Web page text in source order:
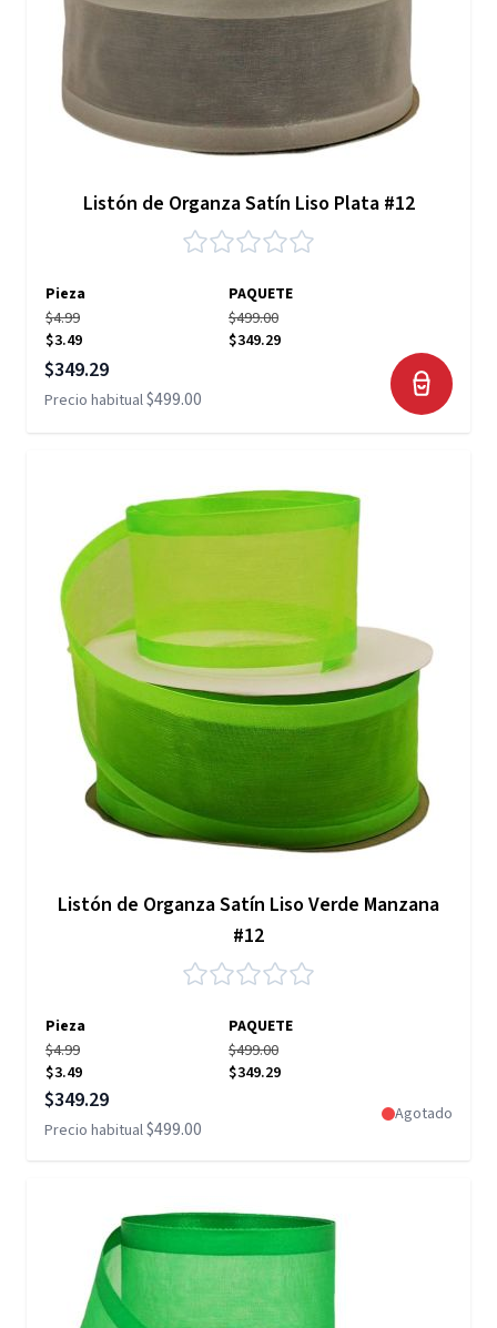
Listón de Organza Satín Liso Plata #12
Pieza
PAQUETE
$4.99
$3.49
$499.00
$349.29
Precio especial
$349.29
Precio habitual$499.00
Listón de Organza Satín Liso Verde Manzana
#12
Pieza
PAQUETE
$4.99
$3.49
$499.00
$349.29
Precio especial
$349.29
Precio habitual$499.00
Agotado